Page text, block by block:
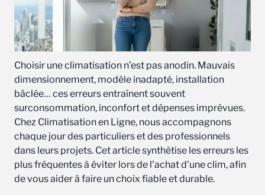
Choisir une climatisation n’est pas anodin. Mauvais
dimensionnement, modèle inadapté, installation
bâclée… ces erreurs entraînent souvent
surconsommation, inconfort et dépenses imprévues.
Chez Climatisation en Ligne, nous accompagnons
chaque jour des particuliers et des professionnels
dans leurs projets. Cet article synthétise les erreurs les
plus fréquentes à éviter lors de l’achat d’une clim, afin
de vous aider à faire un choix fiable et durable.